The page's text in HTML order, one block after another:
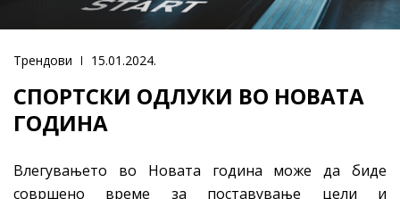
Трендови 15.01.2024.
СПОРТСКИ ОДЛУКИ ВО НОВАТА
ГОДИНА
Влегувањето во Новата година може да биде
совршено време за поставување цели и